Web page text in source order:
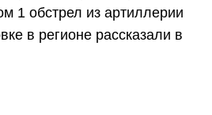
1 обстрел из артиллерии
в регионе рассказали в